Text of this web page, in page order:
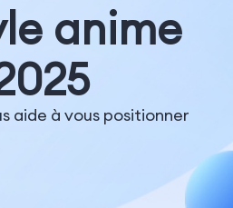
anime
aide à vous positionner